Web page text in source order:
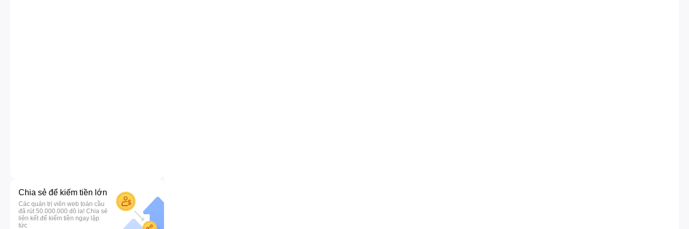
Chia sẻ để kiếm tiền lớn
Các quản trị viên web toàn cầu
đã rút 50.000.000 đô la! Chia sẻ
liên kết để kiếm tiền ngay lập
tức